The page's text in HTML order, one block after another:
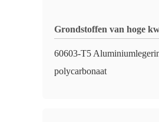
Grondstoffen van hoge
60603-T5
polycarbonaat